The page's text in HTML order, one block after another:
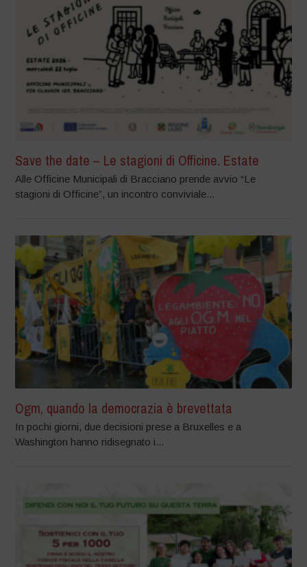
Save the date – Le stagioni di Officine. Estate
Alle Officine Municipali di Bracciano prende avvio “Le
stagioni di Officine”, un incontro conviviale...
Ogm, quando la democrazia è brevettata
In pochi giorni, due decisioni prese a Bruxelles e a
Washington hanno ridisegnato i...